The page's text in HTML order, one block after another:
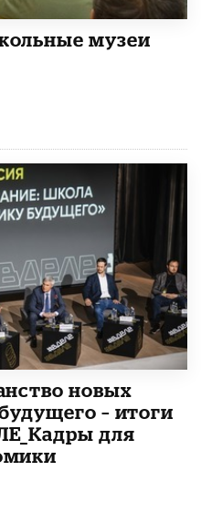
музеи
новых
– итоги
для